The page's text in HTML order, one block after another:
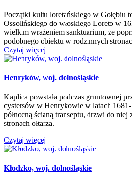
Początki kultu loretańskiego w Gołębiu
Ossolińskiego do włoskiego Loreto w
wielkim wrażeniem sanktuarium, że
podobnego obiektu w rodzinnych
Czytaj więcej
Henryków, woj. dolnośląskie
Kaplica powstała podczas gruntownej
cystersów w Henrykowie w latach 1681-
północną ścianą transeptu, drzwi do niej
stronach ołtarza.
Czytaj więcej
Kłodzko, woj. dolnośląskie